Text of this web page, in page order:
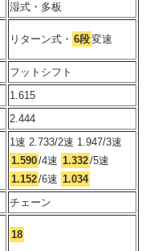
湿式・多板
リターン式・ 6段変速
フットシフト
1.615
2.444
1速 2.733/2速 1.947/3速
1.590/4速 1.332/5速
1.152/6速 1.034
チェーン
18